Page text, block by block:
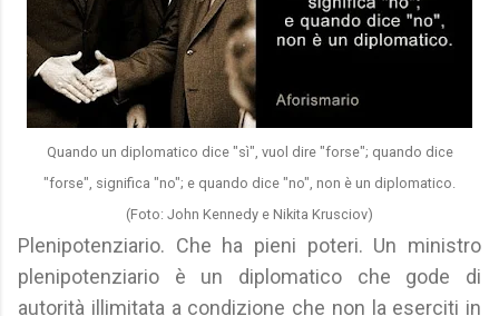
Quando un diplomatico dice "sì", vuol dire "forse"; quando dice
"forse", significa "no"; e quando dice "no", non è un diplomatico.
(Foto: John Kennedy e Nikita Krusciov)
Plenipotenziario. Che ha pieni poteri. Un ministro
plenipotenziario è un diplomatico che gode di
autorità illimitata a condizione che non la eserciti in